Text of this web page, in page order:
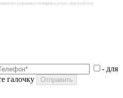
указанных товаров и услуг, пожалуйста,
- для
галочку